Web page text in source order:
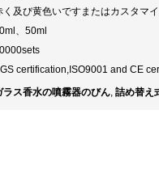
く及び黄色いですまたはカスタマ
、50ml
certification,ISO9001 and CE
ラス香水の噴霧器のびん, 詰め替え